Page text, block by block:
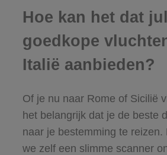
Hoe kan het dat
goedkope
Italië aanbieden?
Of je nu naar Rome of Sicilië
het belangrijk dat je de beste
naar je bestemming te reizen.
we zelf een slimme scanner